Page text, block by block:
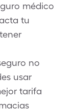
médico
tu
no
usar
tarifa